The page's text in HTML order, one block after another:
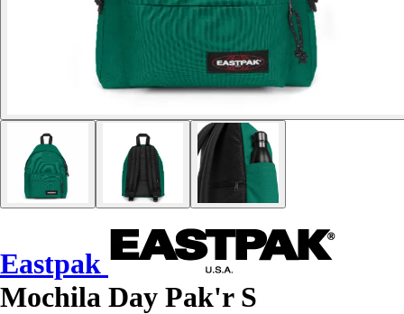
Eastpak
Mochila Day Pak'r S